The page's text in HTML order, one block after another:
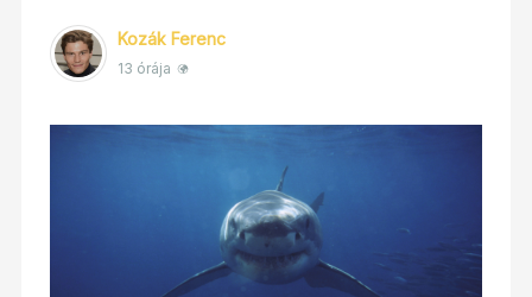
Kozák Ferenc
13 órája